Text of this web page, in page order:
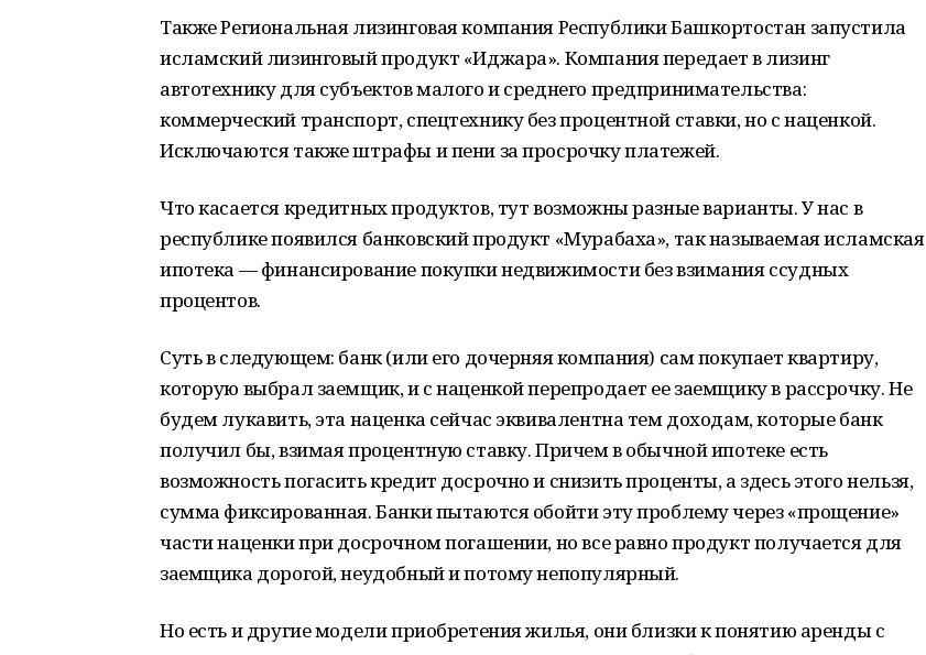
Также Региональная лизинговая компания Республики Башкортостан запустила
исламский лизинговый продукт «Иджара». Компания передает в лизинг
автотехнику для субъектов малого и среднего предпринимательства:
коммерческий транспорт, спецтехнику без процентной ставки, но с наценкой.
Исключаются также штрафы и пени за просрочку платежей.
Что касается кредитных продуктов, тут возможны разные варианты. У нас в
республике появился банковский продукт «Мурабаха», так называемая исламская
ипотека — финансирование покупки недвижимости без взимания ссудных
процентов.
Суть в следующем: банк (или его дочерняя компания) сам покупает квартиру,
которую выбрал заемщик, и с наценкой перепродает ее заемщику в рассрочку. Не
будем лукавить, эта наценка сейчас эквивалентна тем доходам, которые банк
получил бы, взимая процентную ставку. Причем в обычной ипотеке есть
возможность погасить кредит досрочно и снизить проценты, а здесь этого нельзя,
сумма фиксированная. Банки пытаются обойти эту проблему через «прощение»
части наценки при досрочном погашении, но все равно продукт получается для
заемщика дорогой, неудобный и потому непопулярный.
Но есть и другие модели приобретения жилья, они близки к понятию аренды с